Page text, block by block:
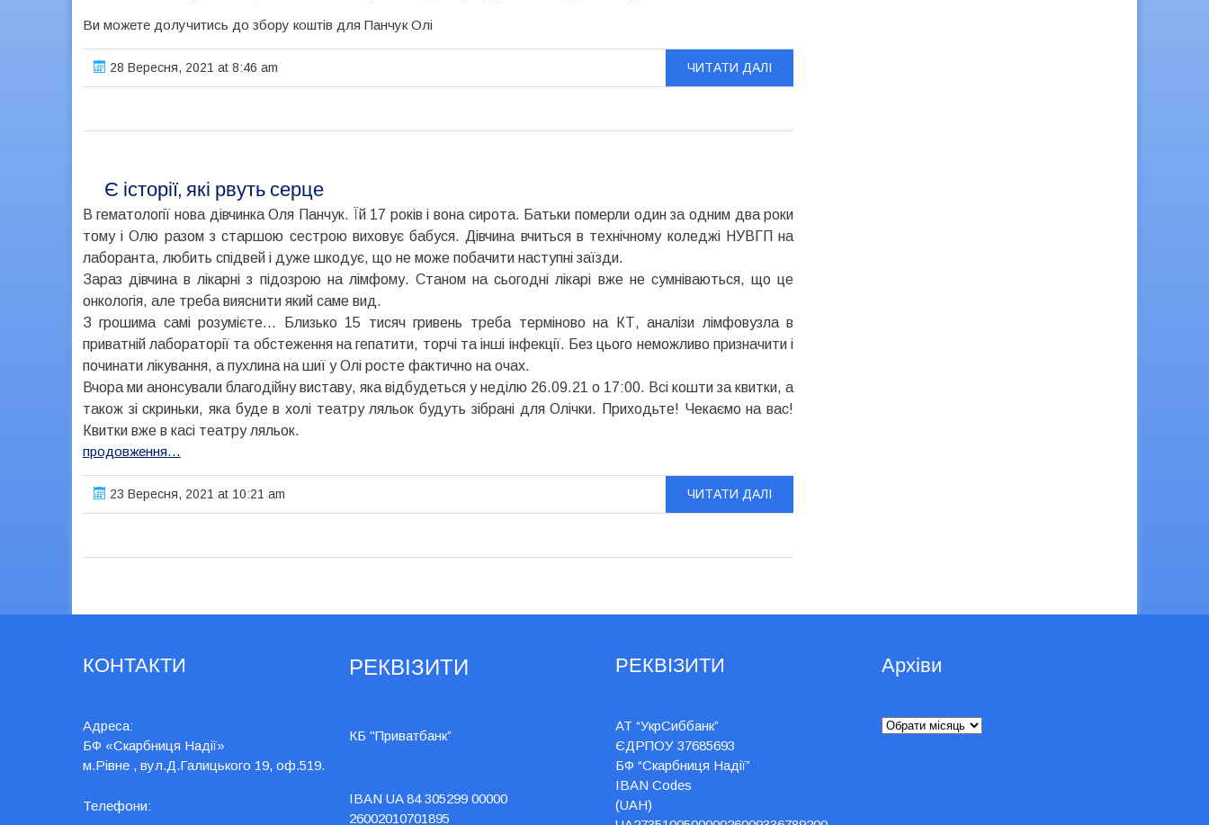
Ви можете долучитись до збору коштів для Панчук Олі
28 Вересня, 2021 at 8:46 am ЧИТАТИ ДАЛІ
Є історії, які рвуть серце
В гематології нова дівчинка Оля Панчук. Їй 17 років і вона сирота. Батьки померли один за одним два роки
тому і Олю разом з старшою сестрою виховує бабуся. Дівчина вчиться в технічному коледжі НУВГП на
лаборанта, любить спідвей і дуже шкодує, що не може побачити наступні заїзди.
Зараз дівчина в лікарні з підозрою на лімфому. Станом на сьогодні лікарі вже не сумніваються, що це
онкологія, але треба вияснити який саме вид.
З грошима самі розумієте… Близько 15 тисяч гривень треба терміново на КТ, аналізи лімфовузла в
приватній лабораторії та обстеження на гепатити, торчі та інші інфекції. Без цього неможливо призначити і
починати лікування, а пухлина на шиї у Олі росте фактично на очах.
Вчора ми анонсували благодійну виставу, яка відбудеться у неділю 26.09.21 о 17:00. Всі кошти за квитки, а
також зі скриньки, яка буде в холі театру ляльок будуть зібрані для Олічки. Приходьте! Чекаємо на вас!
Квитки вже в касі театру ляльок.
продовження…
які
рвуть
23 Вересня, 2021 at 10:21 am ЧИТАТИ ДАЛІ
КОНТАКТИ
Адреса:
БФ «Скарбниця Надії»
м.Рівне , вул.Д.Галицького 19, оф.519.
Телефони:
РЕКВІЗИТИ
КБ "Приватбанк”
IBAN UA 84 305299 00000
26002010701895
РЕКВІЗИТИ
АТ “УкрСиббанк”
ЄДРПОУ 37685693
БФ “Скарбниця Надії”
IBAN Codes
(UAH)
Архіви
Архіви